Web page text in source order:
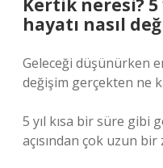
Kertik neresi?
hayatı nasıl
Geleceği düşünürken
değişim gerçekten ne
5 yıl kısa bir süre gibi
açısından çok uzun bir